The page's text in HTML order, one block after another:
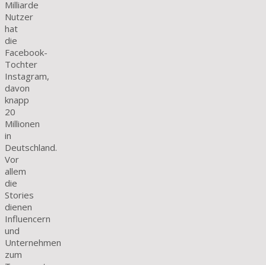
Milliarde
Nutzer
hat
die
Facebook-
Tochter
Instagram,
davon
knapp
20
Millionen
in
Deutschland.
Vor
allem
die
Stories
dienen
Influencern
und
Unternehmen
zum